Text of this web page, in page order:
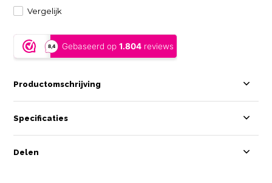
Vergelijk
Productomschrijving
Specificaties
Delen